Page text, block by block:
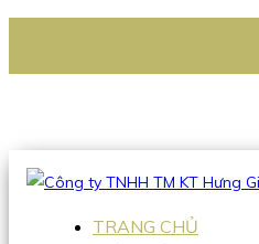
Hotline:0938 336 079
TRANG CHỦ